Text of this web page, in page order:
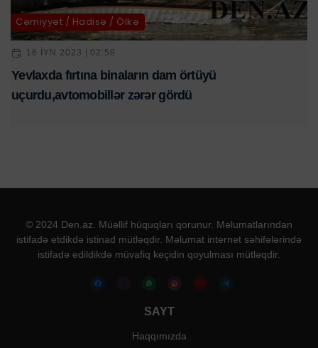
Cəmiyyət / Hadisə / Ölkə
16 IYN 2023 | 02:58
Yevlaxda fırtına binaların dam örtüyü
uçurdu,avtomobillər zərər gördü
© 2024 Den.az. Müəllif hüquqları qorunur. Məlumatlarından
istifadə etdikdə istinad mütləqdir. Məlumat internet səhifələrində
istifadə edildikdə müvafiq keçidin qoyulması mütləqdir.
SAYT
Haqqımızda